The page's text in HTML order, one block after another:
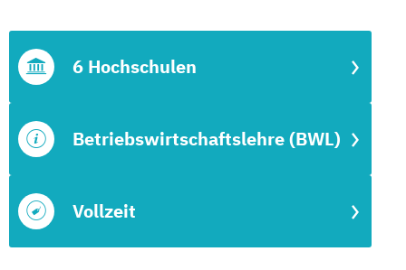
Vollzeit
Betriebswirtschaftslehre (BWL)
6 Hochschulen